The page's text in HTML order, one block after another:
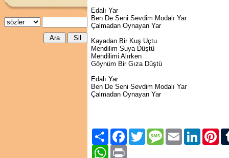
Edalı Yar
Ben De Seni Sevdim Modalı Yar
Çalmadan Oynayan Yar
Kayadan Bir Kuş Uçtu
Mendilim Suya Düştü
Mendilimi Alırken
Göynüm Bir Gıza Düştü
Edalı Yar
Ben De Seni Sevdim Modalı Yar
Çalmadan Oynayan Yar
Paylaş FacebookTwitter Message Email LinkedIn
WhatsApp